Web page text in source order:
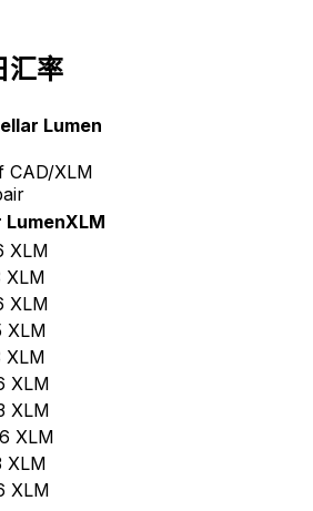
汇率
Lumen
CAD/XLM
XLM
XLM
XLM
XLM
XLM
XLM
XLM
XLM
XLM
XLM
XLM